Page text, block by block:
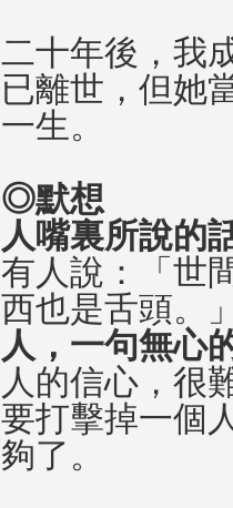
二十年後，我
已離世，但她
一生。
◎默想
人嘴裏所說的
有人說：「世
西也是舌頭。
人，一句無心
人的信心，很
要打擊掉一個
夠了。